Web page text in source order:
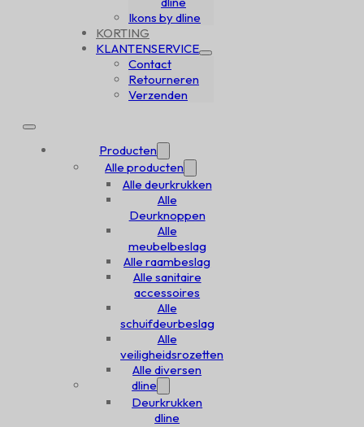
Ikons by dline
KORTING
KLANTENSERVICE
Contact
Retourneren
Verzenden
Producten
Alle producten
Alle deurkrukken
Alle
Deurknoppen
Alle
meubelbeslag
Alle raambeslag
Alle sanitaire
accessoires
Alle
schuifdeurbeslag
Alle
veiligheidsrozetten
Alle diversen
dline
Deurkrukken
dline